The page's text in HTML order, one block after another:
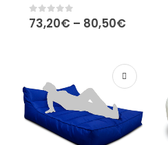
0out of 5
73,20€ – 80,50€Price
80,50€